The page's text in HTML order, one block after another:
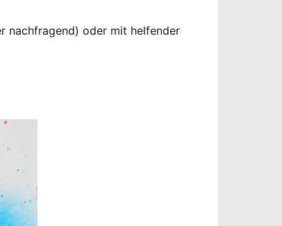
nachfragend) oder mit helfender